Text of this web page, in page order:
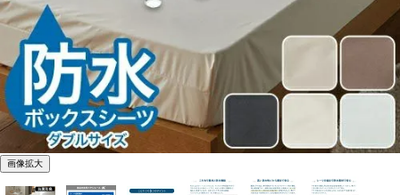
画像拡大